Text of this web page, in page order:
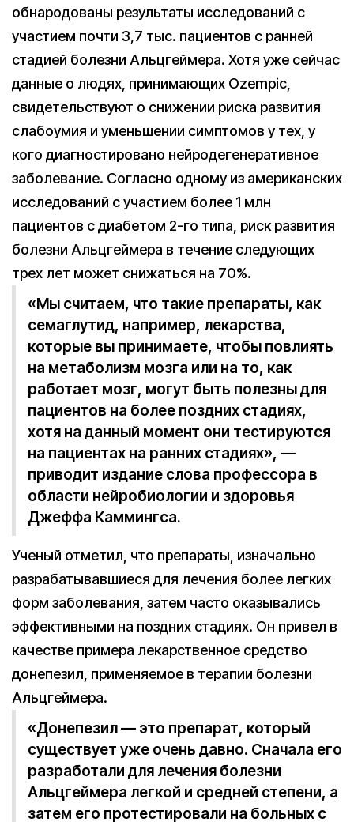
обнародованы результаты исследований с
участием почти 3,7 тыс. пациентов с ранней
стадией болезни Альцгеймера. Хотя уже сейчас
данные о людях, принимающих Ozempic,
свидетельствуют о снижении риска развития
слабоумия и уменьшении симптомов у тех, у
кого диагностировано нейродегенеративное
заболевание. Согласно одному из американских
исследований с участием более 1 млн
пациентов с диабетом 2-го типа, риск развития
болезни Альцгеймера в течение следующих
трех лет может снижаться на 70%.
«Мы считаем, что такие препараты, как
семаглутид, например, лекарства,
которые вы принимаете, чтобы повлиять
на метаболизм мозга или на то, как
работает мозг, могут быть полезны для
пациентов на более поздних стадиях,
хотя на данный момент они тестируются
на пациентах на ранних стадиях», —
приводит издание слова профессора в
области нейробиологии и здоровья
Джеффа Каммингса.
Ученый отметил, что препараты, изначально
разрабатывавшиеся для лечения более легких
форм заболевания, затем часто оказывались
эффективными на поздних стадиях. Он привел в
качестве примера лекарственное средство
донепезил, применяемое в терапии болезни
Альцгеймера.
«Донепезил — это препарат, который
существует уже очень давно. Сначала его
разработали для лечения болезни
Альцгеймера легкой и средней степени, а
затем его протестировали на больных с